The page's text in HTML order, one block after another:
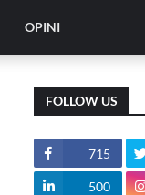
OPINI
FOLLOW US
715
500